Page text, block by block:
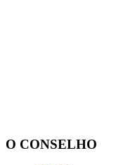
O CONSELHO